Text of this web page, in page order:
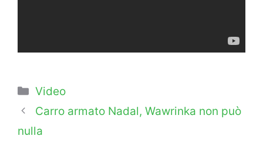
Categorie
Video
Carro armato Nadal, Wawrinka non può
nulla